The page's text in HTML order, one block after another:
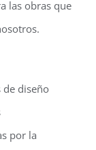
las obras que
de diseño
por la